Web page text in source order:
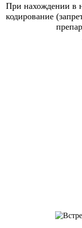
При нахождении в
кодирование